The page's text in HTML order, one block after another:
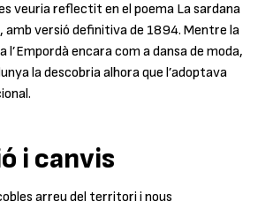
veuria reflectit en el poema La sardana
amb versió definitiva de 1894. Mentre la
l’Empordà encara com a dansa de moda,
la descobria alhora que l’adoptava
i canvis
arreu del territori i nous